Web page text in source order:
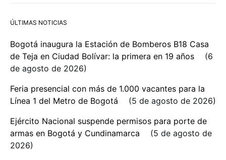
ÚLTIMAS NOTICIAS
Bogotá inaugura la Estación de Bomberos B18 Casa
de Teja en Ciudad Bolívar: la primera en 19 años
6
de agosto de 2026
Feria presencial con más de 1.000 vacantes para la
Línea 1 del Metro de Bogotá
5 de agosto de 2026
Ejército Nacional suspende permisos para porte de
armas en Bogotá y Cundinamarca
5 de agosto de
2026